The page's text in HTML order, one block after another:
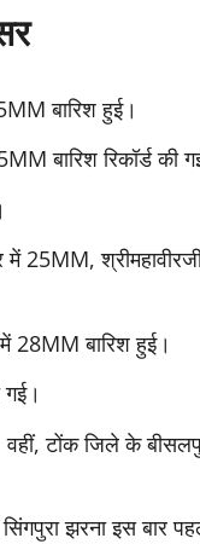
बारिश हुई।
बारिश रिकॉर्ड की
25MM,
28MM बारिश हुई।
वहीं, टोंक जिले के
झरना इस बार